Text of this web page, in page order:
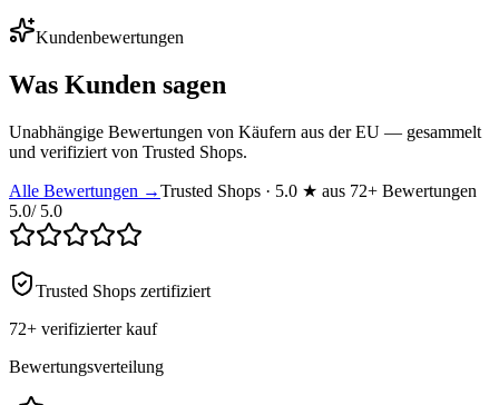
Kundenbewertungen
Was Kunden sagen
Unabhängige Bewertungen von Käufern aus der EU — gesammelt
und verifiziert von Trusted Shops.
Alle Bewertungen →Trusted Shops · 5.0 ★ aus 72+ Bewertungen
5.0/ 5.0
Trusted Shops zertifiziert
72+ verifizierter kauf
Bewertungsverteilung